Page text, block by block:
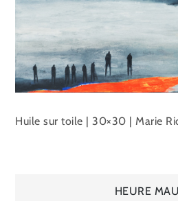
Huile sur toile | 30×30 | Marie
HEURE